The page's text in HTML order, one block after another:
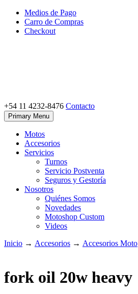
Skip
content
Medios de Pago
Carro de Compras
Checkout
Motoshop Ezeiza
Motos y Accesorios
+54 11 4232-8476 Contacto
Primary Menu
Motos
Accesorios
Servicios
Turnos
Servicio Postventa
Seguros y Gestoría
Nosotros
Quiénes Somos
Novedades
Motoshop Custom
Videos
Inicio → Accesorios → Accesorios Moto
fork oil 20w heavy